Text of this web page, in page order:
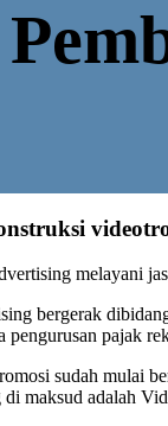
melayani
bergerak
pengurusan pajak
sudah mulai
maksud adalah